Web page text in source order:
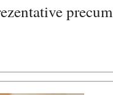
precum